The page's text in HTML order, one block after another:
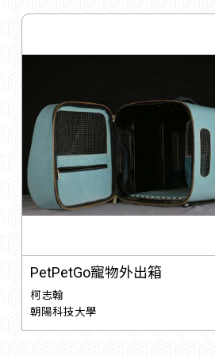
PetPetGo寵物外出箱
柯志翰
朝陽科技大學